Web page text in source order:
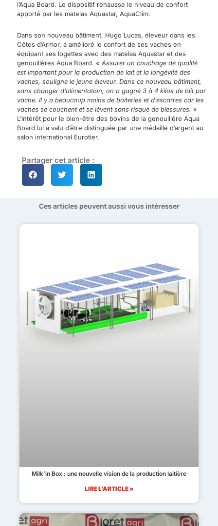
l’Aqua Board. Le dispositif rehausse le niveau de confort
apporté par les matelas Aquastar, AquaClim.
Dans son nouveau bâtiment, Hugo Lucas, éleveur dans les
Côtes d’Armor, a amélioré le confort de ses vaches en
équipant ses logettes avec des matelas Aquastar et des
genouillères Aqua Board. « Assurer un couchage de qualité
est important pour la production de lait et la longévité des
vaches, souligne le jeune éleveur. Dans ce nouveau bâtiment,
sans changer d’alimentation, on a gagné 3 à 4 kilos de lait par
vache. Il y a beaucoup moins de boiteries et d’escarres car les
vaches se couchent et se lèvent sans risque de blessures. »
L’intérêt pour le bien-être des bovins de la genouillère Aqua
Board lui a valu d’être distinguée par une médaille d’argent au
salon international Eurotier.
Partager cet article :
Ces articles peuvent aussi vous intéresser
Milk’in Box : une nouvelle vision de la production laitière
LIRE L'ARTICLE »